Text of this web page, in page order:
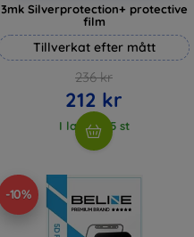
3mk Silverprotection+ protective
film
Tillverkat efter mått
236 kr
212 kr
I lager > 5 st
-10%